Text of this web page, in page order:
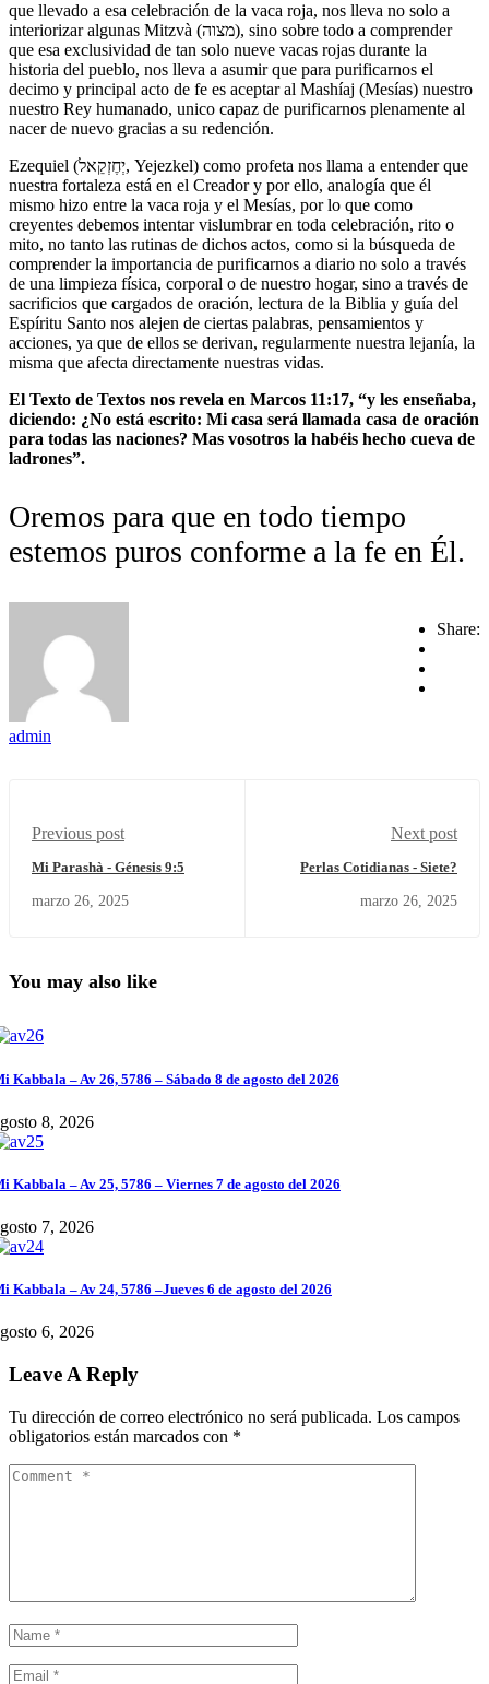
que llevado a esa celebración de la vaca roja, nos lleva no solo a
interiorizar algunas Mitzvà (מצוה), sino sobre todo a comprender
que esa exclusividad de tan solo nueve vacas rojas durante la
historia del pueblo, nos lleva a asumir que para purificarnos el
decimo y principal acto de fe es aceptar al Mashíaj (Mesías) nuestro
nuestro Rey humanado, unico capaz de purificarnos plenamente al
nacer de nuevo gracias a su redención.
Ezequiel (יְחֶזְקֵאל, Yejezkel) como profeta nos llama a entender que
nuestra fortaleza está en el Creador y por ello, analogía que él
mismo hizo entre la vaca roja y el Mesías, por lo que como
creyentes debemos intentar vislumbrar en toda celebración, rito o
mito, no tanto las rutinas de dichos actos, como si la búsqueda de
comprender la importancia de purificarnos a diario no solo a través
de una limpieza física, corporal o de nuestro hogar, sino a través de
sacrificios que cargados de oración, lectura de la Biblia y guía del
Espíritu Santo nos alejen de ciertas palabras, pensamientos y
acciones, ya que de ellos se derivan, regularmente nuestra lejanía, la
misma que afecta directamente nuestras vidas.
El Texto de Textos nos revela en Marcos 11:17, “y les enseñaba,
diciendo: ¿No está escrito: Mi casa será llamada casa de oración
para todas las naciones? Mas vosotros la habéis hecho cueva de
ladrones”.
Oremos para que en todo tiempo
estemos puros conforme a la fe en Él.
Share:
admin
Previous post
Mi Parashà - Génesis 9:5
marzo 26, 2025
Next post
Perlas Cotidianas - Siete?
marzo 26, 2025
You may also like
Kabbala – Av 26, 5786 – Sábado 8 de agosto del 2026
8, 2026
Kabbala – Av 25, 5786 – Viernes 7 de agosto del 2026
7, 2026
Kabbala – Av 24, 5786 –Jueves 6 de agosto del 2026
6, 2026
Leave A Reply
Tu dirección de correo electrónico no será publicada. Los campos
obligatorios están marcados con *